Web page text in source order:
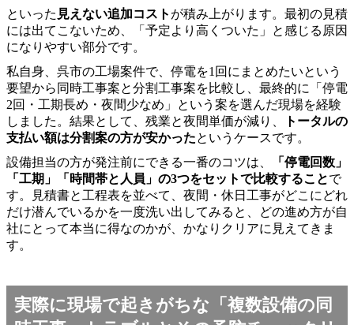
といった 見えない追加コスト が積み上がります。最初の見積
には出てこないため、「予定より高くついた」と感じる原因
になりやすい部分です。
私自身、呉市の工場案件で、停電を1回にまとめたいという
要望から同時工事案と分割工事案を比較し、最終的に「停電
2回・工期長め・夜間少なめ」という案を選んだ現場を経験
しました。結果として、残業と夜間単価が減り、
トータルの
支払い額は分割案の方が安かったというケースです。
設備担当の方が発注前にできる一番のコツは、
「停電回数」
「工期」「時間帯と人員」の3つをセットで比較することで
す。見積書と工程表を並べて、夜間・休日工事がどこにどれ
だけ潜んでいるかを一度洗い出してみると、どの進め方が自
社にとって本当に得なのかが、かなりクリアに見えてきま
す。
実際に現場で起きがちな「複数設備の同